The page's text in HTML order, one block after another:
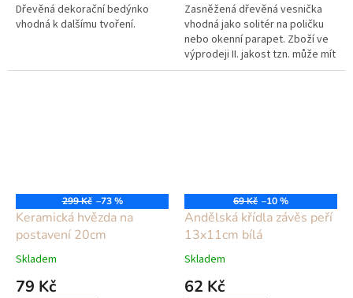
Dřevěná dekorační bedýnko
vhodná k dalšímu tvoření.
Zasněžená dřevěná vesnička
vhodná jako solitér na poličku
nebo okenní parapet. Zboží ve
výprodeji II. jakost tzn. může mít
vadu jako škrábanec, prasklinu
299 Kč –73 %
Keramická hvězda na
postavení 20cm
Skladem
79 Kč
69 Kč –10 %
Andělská křídla závěs peří
13x11cm bílá
Skladem
62 Kč